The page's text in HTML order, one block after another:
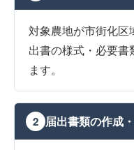
対象農地が市街化
出書の様式・必要書
ます。
2 届出書類の作成